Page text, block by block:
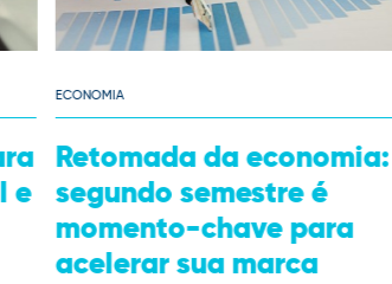
ECONOMIA
Dia das mães: prepare-se
para uma das datas mais
importantes do varejo
nacional